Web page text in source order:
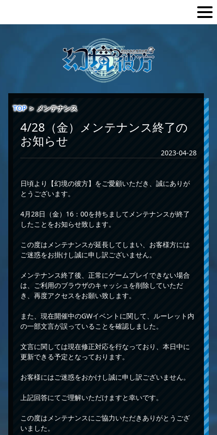
TOP＞メンテナンス
4/28（金）メンテナンス終了の
お知らせ
2023-04-28
日頃より【幻境の彼方】をご愛顧いただき、誠にありが
とうございます。
4月28日（金）16：00を持ちましてメンテナンスが終了
したことをお知らせ致します。
この度はメンテナンスが延長してしまい、お客様方には
ご迷惑をお掛けし誠に申し訳ございません。
メンテナンス終了後、正常にゲームプレイできない場合
は、ご利用のブラウザのキャッシュを削除していただ
き、再度アクセスをお願い致します。
また、現在開催中のGWイベントに関して、ルーレット内
の一部文言が誤っていることを確認しました。
文言に関しては現在修正対応を行なっており、本日中に
更新できる予定となっております。
お客様にはご迷惑をおかけし誠に申し訳ございません。
上記回答にてご理解いただけますと幸いです。
この度はメンテナンスにご協力いただきありがとうござ
いました。